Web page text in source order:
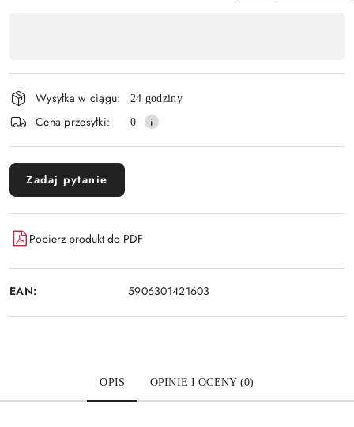
i
dostawa
Wysyłka w ciągu: 24 godziny
Cena przesyłki: 0
Zadaj pytanie
Pobierz produkt do PDF
EAN: 5906301421603
OPIS OPINIE I OCENY (0)